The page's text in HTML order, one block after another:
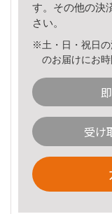
す。その他の決
さい。
※土・日・祝日の
のお届けにお
受け